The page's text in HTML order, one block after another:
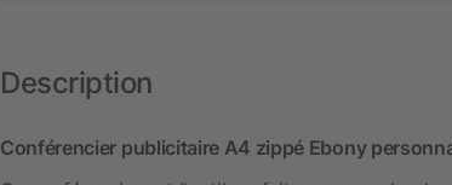
Description
Conférencier publicitaire A4 zippé Ebony